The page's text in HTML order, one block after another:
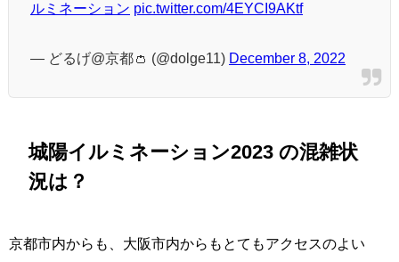
ルミネーション pic.twitter.com/4EYCI9AKtf
— どるげ@京都👛 (@dolge11) December 8, 2022
城陽イルミネーション2023 の混雑状
況は？
京都市内からも、大阪市内からもとてもアクセスのよい